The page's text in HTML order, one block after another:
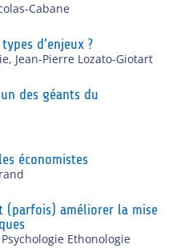
Cabane
d’enjeux ?
, Jean-Pierre Lozato-Giotart
des géants du
économistes
(parfois) améliorer la mise
Ethonologie